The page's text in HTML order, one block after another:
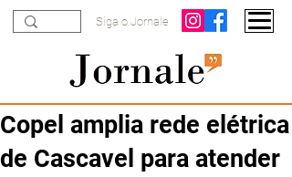
Siga o Jornale
Copel amplia rede elétrica
de Cascavel para atender